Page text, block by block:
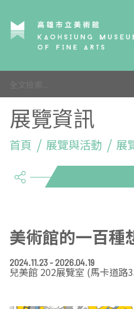
參觀資訊
參觀須知
開館時間
交通資訊
環境介紹
兒童美術館
藝術生態園區
高美館
兒童美術館
藝術之旅
高美書屋
展覽與活動
展覽資訊
徵件辦法
典藏與研究
典藏查詢
精選典藏
研究資源
藝術認證 / 百夜默讀 / 高
研究出版
藝術閱聽
雄雄藝見你│Podcast
線上展覽
關於我們
高美館
EN
展覽資訊
首頁 展覽與活動 展
share
美術館的一百種
2024.11.23 - 2026.04.19
兒美館 202展覽室 (馬卡道路